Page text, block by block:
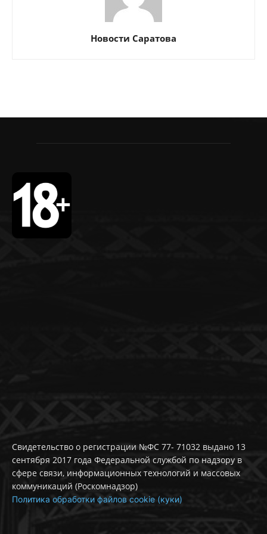
Новости Саратова
Свидетельство о регистрации №ФС 77- 71032 выдано 13
сентября 2017 года Федеральной службой по надзору в
сфере связи, информационных технологий и массовых
коммуникаций (Роскомнадзор)
Политика обработки файлов cookie (куки)